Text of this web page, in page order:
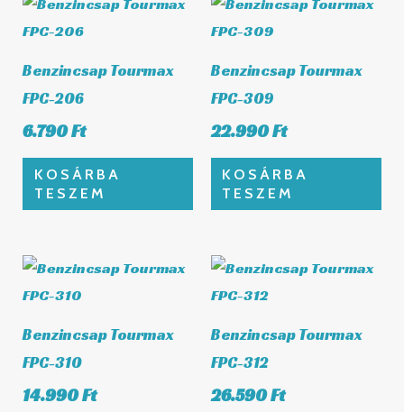
Benzincsap Tourmax
FPC-206
6.790Ft
KOSÁRBA
TESZEM
Benzincsap Tourmax
FPC-309
22.990Ft
KOSÁRBA
TESZEM
Benzincsap Tourmax
FPC-310
14.990Ft
Benzincsap Tourmax
FPC-312
26.590Ft